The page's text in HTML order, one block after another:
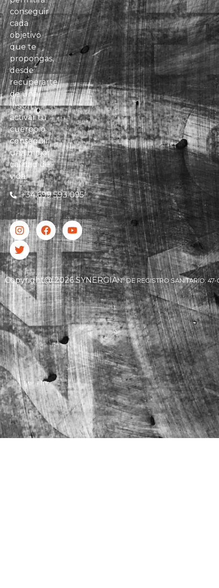
conseguir
cada
objetivo
que te
propongas,
desde
recuperarte
de una
lesión,
activar tu
cuerpo o
conseguir
una mejor
calidad de
vida.
+34 699 593 095
Copyright@ 2026 SYNERGIANº DE REGISTRO SANITARIO: 47-